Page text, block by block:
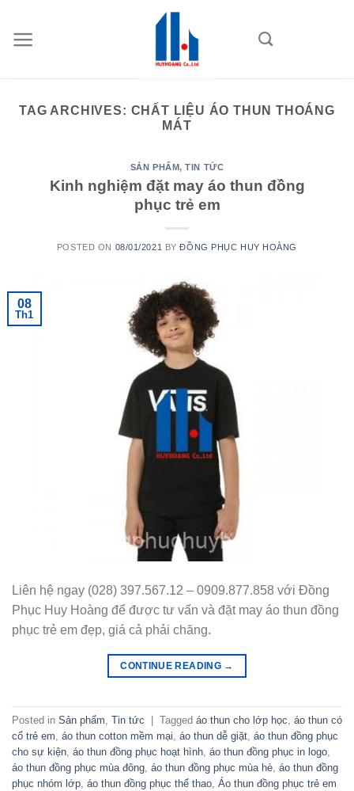
content
TAG ARCHIVES: CHẤT LIỆU ÁO THUN THOÁNG
MÁT
SẢN PHẨM,TIN TỨC
Kinh nghiệm đặt may áo thun đồng
phục trẻ em
POSTED ON 08/01/2021 BYĐỒNG PHỤC HUY HOÀNG
08
Th1
Liên hệ ngay (028) 397.567.12 – 0909.877.858 với Đồng
Phục Huy Hoàng để được tư vấn và đặt may áo thun đồng
phục trẻ em đẹp, giá cả phải chăng.
CONTINUE READING →
Posted in Sản phẩm Tin tức Tagged áo thun cho lớp học áo thun có
cổ trẻ em áo thun cotton mềm mại áo thun dễ giặt áo thun đồng phục
cho sự kiện áo thun đồng phục hoạt hình áo thun đồng phục in logo
áo thun đồng phục mùa đông áo thun đồng phục mùa hè áo thun đồng
phục nhóm lớp áo thun đồng phục thể thao Áo thun đồng phục trẻ em